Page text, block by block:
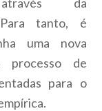
Para tanto, é
uma nova
processo de
para o